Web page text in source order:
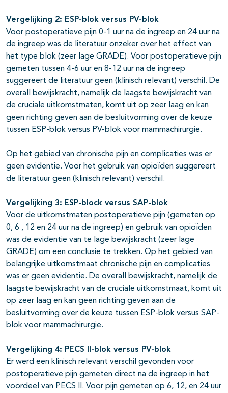
Vergelijking 2: ESP-blok versus PV-blok
Voor postoperatieve pijn 0-1 uur na de ingreep en 24 uur na
de ingreep was de literatuur onzeker over het effect van
het type blok (zeer lage GRADE). Voor postoperatieve pijn
gemeten tussen 4-6 uur en 8-12 uur na de ingreep
suggereert de literatuur geen (klinisch relevant) verschil. De
overall bewijskracht, namelijk de laagste bewijskracht van
de cruciale uitkomstmaten, komt uit op zeer laag en kan
geen richting geven aan de besluitvorming over de keuze
tussen ESP-blok versus PV-blok voor mammachirurgie.
Op het gebied van chronische pijn en complicaties was er
geen evidentie. Voor het gebruik van opioïden suggereert
de literatuur geen (klinisch relevant) verschil.
Vergelijking 3: ESP-block versus SAP-blok
Voor de uitkomstmaten postoperatieve pijn (gemeten op
0, 6 , 12 en 24 uur na de ingreep) en gebruik van opioïden
was de evidentie van te lage bewijskracht (zeer lage
GRADE) om een conclusie te trekken. Op het gebied van
belangrijke uitkomstmaat chronische pijn en complicaties
was er geen evidentie. De overall bewijskracht, namelijk de
laagste bewijskracht van de cruciale uitkomstmaat, komt uit
op zeer laag en kan geen richting geven aan de
besluitvorming over de keuze tussen ESP-blok versus SAP-
blok voor mammachirurgie.
Vergelijking 4: PECS II-blok versus PV-blok
Er werd een klinisch relevant verschil gevonden voor
postoperatieve pijn gemeten direct na de ingreep in het
voordeel van PECS II. Voor pijn gemeten op 6, 12, en 24 uur